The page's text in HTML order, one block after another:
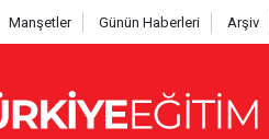
Manşetler Günün Haberleri Arşiv